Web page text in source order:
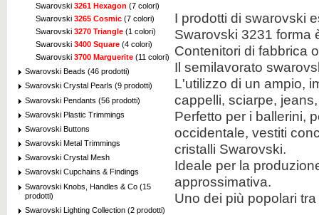
Swarovski 3261 Hexagon (7 colori)
Swarovski 3265 Cosmic (7 colori)
Swarovski 3270 Triangle (1 colori)
Swarovski 3400 Square (4 colori)
Swarovski 3700 Marguerite (11 colori)
Swarovski Beads (46 prodotti)
Swarovski Crystal Pearls (9 prodotti)
Swarovski Pendants (56 prodotti)
Swarovski Plastic Trimmings
Swarovski Buttons
Swarovski Metal Trimmings
Swarovski Crystal Mesh
Swarovski Cupchains & Findings
Swarovski Knobs, Handles & Co (15
prodotti)
Swarovski Lighting Collection (2 prodotti)
I prodotti di swarovski
Swarovski 3231 forma
Contenitori di fabbrica
Il semilavorato
L'utilizzo di un ampio,
cappelli, sciarpe,
Perfetto per i ballerini,
occidentale, vestiti
cristalli Swarovski.
Ideale per la
approssimativa.
Uno dei più popolari